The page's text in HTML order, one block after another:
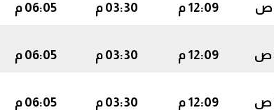
12:09 م 03:30 م 06:05 م
12:09 م 03:30 م 06:05 م
12:09 م 03:30 م 06:05 م